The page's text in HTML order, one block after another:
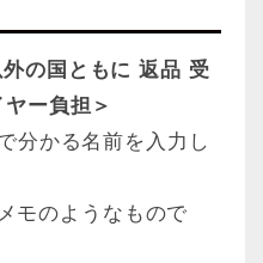
の国ともに 返品 受
ー負担＞
分かる名前を入力し
モのようなもので